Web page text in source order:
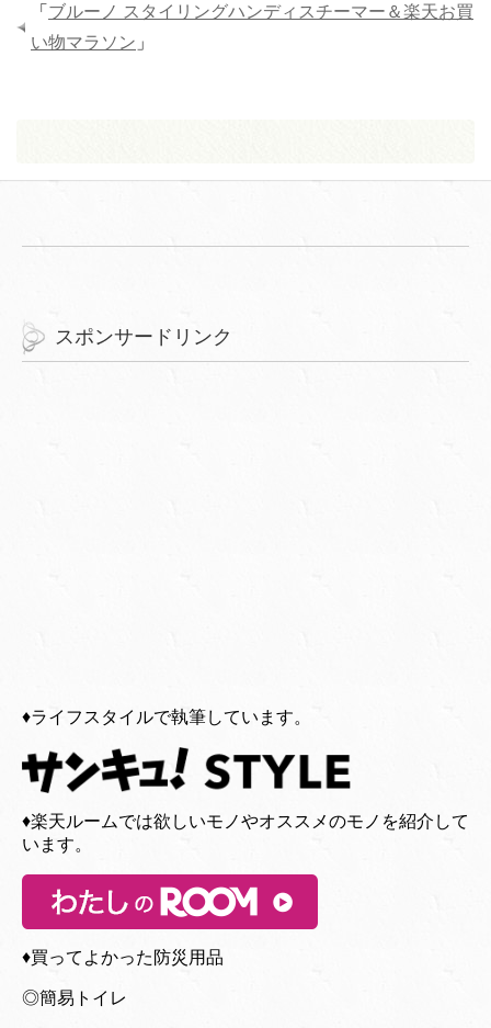
「 ブルーノ スタイリングハンディスチーマー＆楽天お買
い物マラソン 」
スポンサードリンク
♦︎ライフスタイルで執筆しています。
♦︎楽天ルームでは欲しいモノやオススメのモノを紹介して
います。
♦︎買ってよかった防災用品
◎簡易トイレ